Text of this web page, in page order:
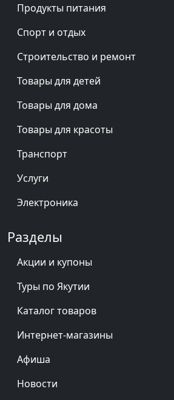
Продукты питания
Спорт и отдых
Строительство и ремонт
Товары для детей
Товары для дома
Товары для красоты
Транспорт
Услуги
Электроника
Разделы
Акции и купоны
Туры по Якутии
Каталог товаров
Интернет-магазины
Афиша
Новости